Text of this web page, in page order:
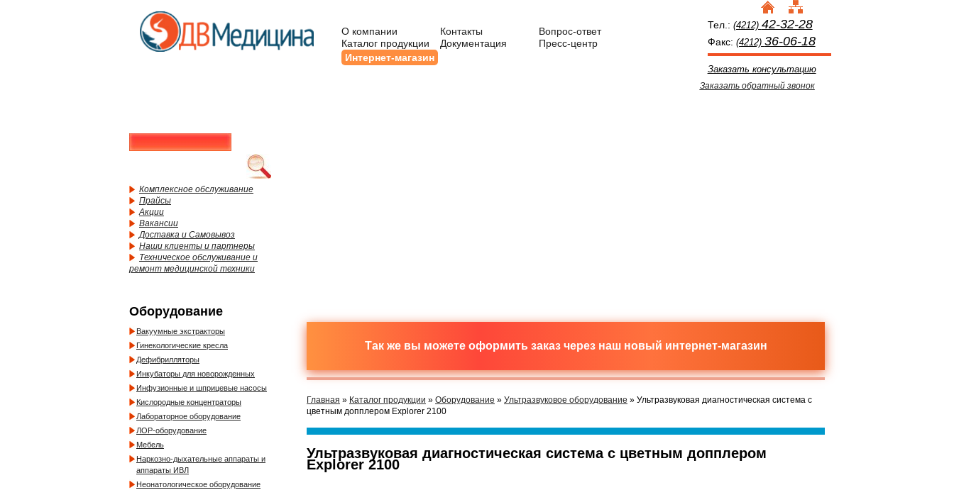
О компании Контакты
Вопрос-ответ
Каталог продукции
Документация
Пресс-центр
Интернет-магазин
Тел.: (4212) 42-32-28
Факс: (4212) 36-06-18
Заказать консультацию
Заказать обратный звонок
Комплексное обслуживание
Прайсы
Акции
Вакансии
Доставка и Самовывоз
Наши клиенты и партнеры
Техническое обслуживание и
ремонт медицинской техники
Оборудование
Вакуумные экстракторы
Гинекологические кресла
Дефибрилляторы
Инкубаторы для новорожденных
Инфузионные и шприцевые насосы
Кислородные концентраторы
Лабораторное оборудование
ЛОР-оборудование
Мебель
Наркозно-дыхательные аппараты и
аппараты ИВЛ
Неонатологическое оборудование
Так же вы можете оформить заказ через наш новый интернет-магазин
Главная » Каталог продукции » Оборудование » Ультразвуковое оборудование » Ультразвуковая диагностическая система с
цветным допплером Explorer 2100
Ультразвуковая диагностическая система с цветным допплером
Explorer 2100